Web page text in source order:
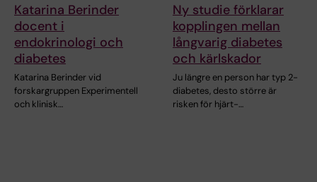
Katarina Berinder
docent i
endokrinologi och
diabetes
Katarina Berinder vid
forskargruppen Experimentell
och klinisk…
Ny studie förklarar
kopplingen mellan
långvarig diabetes
och kärlskador
Ju längre en person har typ 2-
diabetes, desto större är
risken för hjärt-…